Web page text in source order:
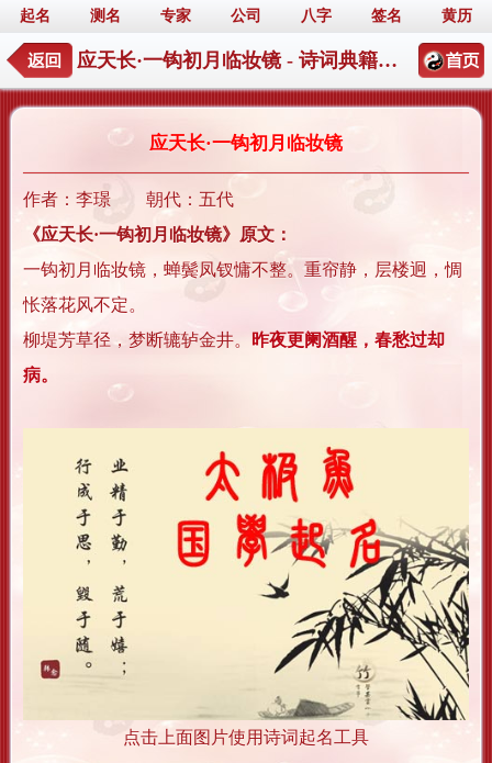
起名 测名 专家 公司 八字 签名 黄历
应天长·一钩初月临妆镜 - 诗词典籍起名详情
应天长·一钩初月临妆镜
作者：李璟 朝代：五代
《应天长·一钩初月临妆镜》原文：
一钩初月临妆镜，蝉鬓凤钗慵不整。重帘静，层楼迥，惆
怅落花风不定。
柳堤芳草径，梦断辘轳金井。
昨夜更阑酒醒，春愁过却
病。
点击上面图片使用诗词起名工具